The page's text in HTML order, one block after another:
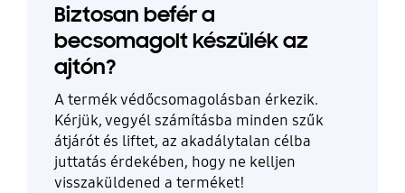
Biztosan befér a
becsomagolt készülék az
ajtón?
A termék védőcsomagolásban érkezik.
Kérjük, vegyél számításba minden szűk
átjárót és liftet, az akadálytalan célba
juttatás érdekében, hogy ne kelljen
visszaküldened a terméket!